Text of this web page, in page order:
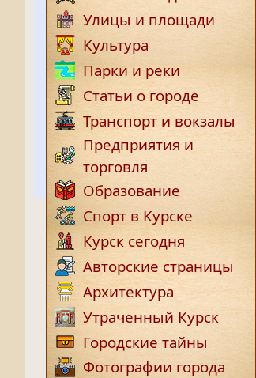
Улицы и площади
Культура
Парки и реки
Статьи о городе
Транспорт и вокзалы
Предприятия и
торговля
Образование
Спорт в Курске
Курск сегодня
Авторские страницы
Архитектура
Утраченный Курск
Городские тайны
Фотографии города